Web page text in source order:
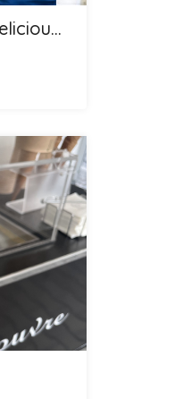
Mummies and Daddies Delicious Food and Cheesecakes